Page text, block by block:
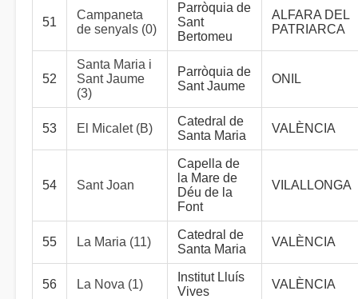
51
Campaneta
de senyals (0)
Parròquia de
Sant
Bertomeu
ALFARA DEL
PATRIARCA
52
Santa Maria i
Sant Jaume
(3)
Parròquia de
Sant Jaume
ONIL
53 El Micalet (B)
Catedral de
Santa Maria
VALÈNCIA
54 Sant Joan
Capella de
la Mare de
Déu de la
Font
VILALLONGA
55 La Maria (11)
Catedral de
Santa Maria
VALÈNCIA
56 La Nova (1)
Institut Lluís
Vives
VALÈNCIA